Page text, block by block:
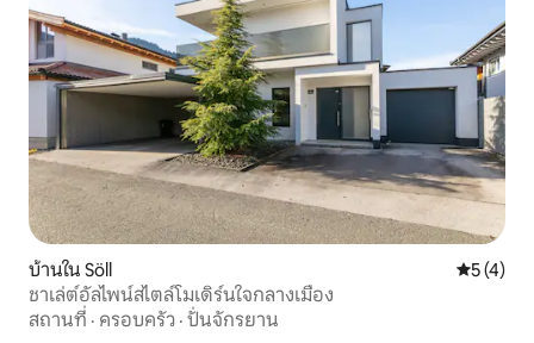
บ้านใน Söll คะแนนเฉ
5 (4)
ชาเล่ต์อัลไพน์สไตล์โมเดิร์นใจกลางเมือง
สถานที่ · ครอบครัว · ปั่นจักรยาน